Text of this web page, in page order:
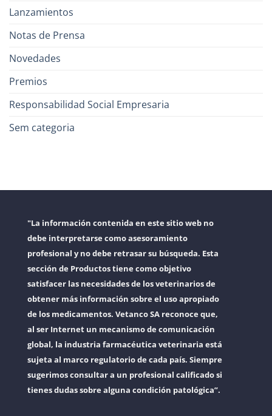
Lanzamientos
Notas de Prensa
Novedades
Premios
Responsabilidad Social Empresaria
Sem categoria
"La información contenida en este sitio web no
debe interpretarse como asesoramiento
profesional y no debe retrasar su búsqueda. Esta
sección de Productos tiene como objetivo
satisfacer las necesidades de los veterinarios de
obtener más información sobre el uso apropiado
de los medicamentos. Vetanco SA reconoce que,
al ser Internet un mecanismo de comunicación
global, la industria farmacéutica veterinaria está
sujeta al marco regulatorio de cada país. Siempre
sugerimos consultar a un profesional calificado si
tienes dudas sobre alguna condición patológica”.